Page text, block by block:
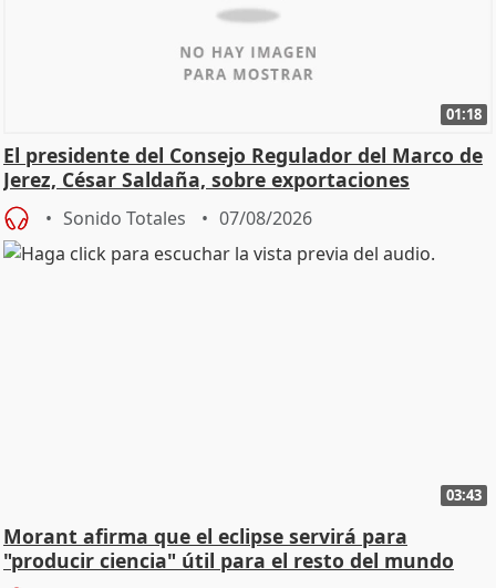
01:18
El presidente del Consejo Regulador del Marco de
Jerez, César Saldaña, sobre exportaciones
Sonido Totales 07/08/2026
03:43
Morant afirma que el eclipse servirá para
"producir ciencia" útil para el resto del mundo